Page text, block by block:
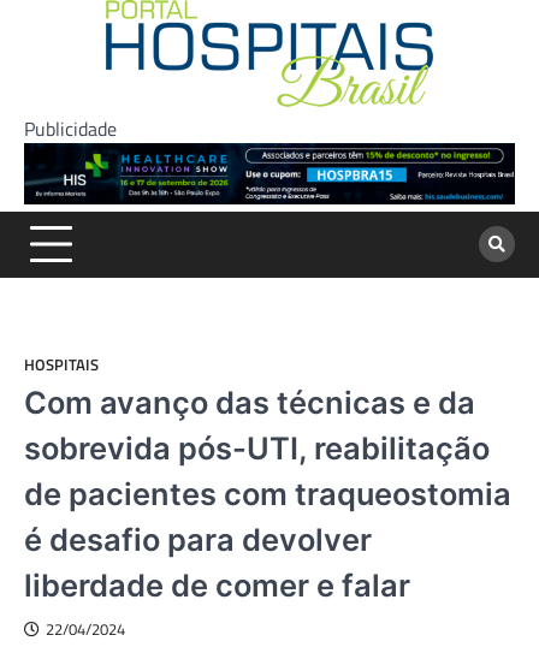
Publicidade
HOSPITAIS
Com avanço das técnicas e da
sobrevida pós-UTI, reabilitação
de pacientes com traqueostomia
é desafio para devolver
liberdade de comer e falar
22/04/2024